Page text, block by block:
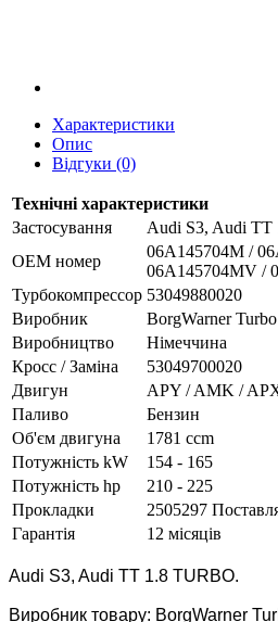
Характеристики
Опис
Відгуки (0)
Технічні характеристики
Застосування
Audi S3, Audi TT
OEM номер
06A145704M /
06A145704MV /
Турбокомпрессор 53049880020
Виробник
BorgWarner
Виробництво
Німеччина
Кросс / Заміна
53049700020
Двигун
APY / AMK /
Паливо
Бензин
Об'єм двигуна
1781 ccm
Потужність kW
154 - 165
Потужність hp
210 - 225
Прокладки
2505297
Гарантія
12 місяців
Audi S3, Audi TT 1.8 TURBO.
Виробник товару: BorgWarner